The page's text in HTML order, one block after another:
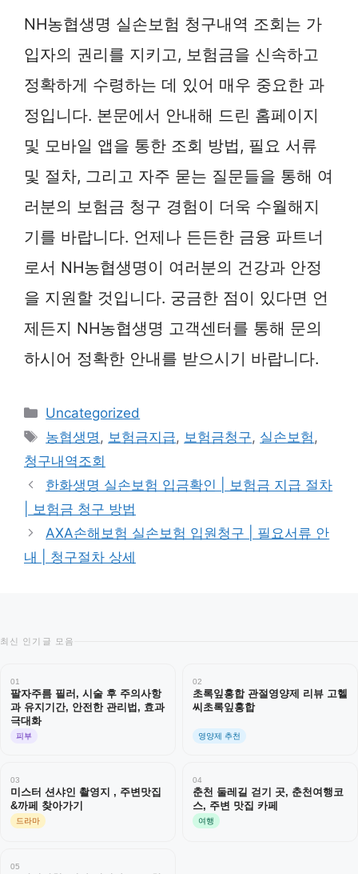
NH농협생명 실손보험 청구내역 조회는 가
입자의 권리를 지키고, 보험금을 신속하고
정확하게 수령하는 데 있어 매우 중요한 과
정입니다. 본문에서 안내해 드린 홈페이지
및 모바일 앱을 통한 조회 방법, 필요 서류
및 절차, 그리고 자주 묻는 질문들을 통해 여
러분의 보험금 청구 경험이 더욱 수월해지
기를 바랍니다. 언제나 든든한 금융 파트너
로서 NH농협생명이 여러분의 건강과 안정
을 지원할 것입니다. 궁금한 점이 있다면 언
제든지 NH농협생명 고객센터를 통해 문의
하시어 정확한 안내를 받으시기 바랍니다.
카
테
리
Uncategorized
태
그
농협생명, 보험금지급, 보험금청구, 실손보험,
청구내역조회
한화생명 실손보험 입금확인 | 보험금 지급 절차
| 보험금 청구 방법
AXA손해보험 실손보험 입원청구 | 필요서류 안
내 | 청구절차 상세
최신 인기글 모음
01
팔자주름 필러, 시술 후 주의사항
과 유지기간, 안전한 관리법, 효과
극대화
피부
02
초록잎홍합 관절영양제 리뷰 고헬
씨초록잎홍합
영양제 추천
03
미스터 션샤인 촬영지 , 주변맛집
&까페 찾아가기
드라마
04
춘천 둘레길 걷기 곳, 춘천여행코
스, 주변 맛집 카페
여행
05